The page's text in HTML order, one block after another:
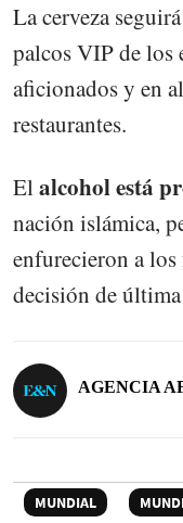
La cerveza
palcos VIP de los
aficionados y en
restaurantes.
Elalcohol está
nación islámica,
enfurecieron a
decisión de
AGENCIA
MUNDIAL